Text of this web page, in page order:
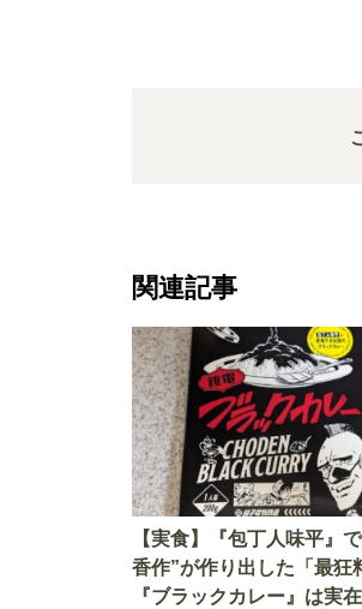
関連記事
【実食】『包丁人味平』
香作”が作り出した「最狂
『ブラックカレー』は実